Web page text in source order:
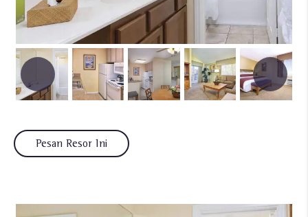
Pesan Resor Ini